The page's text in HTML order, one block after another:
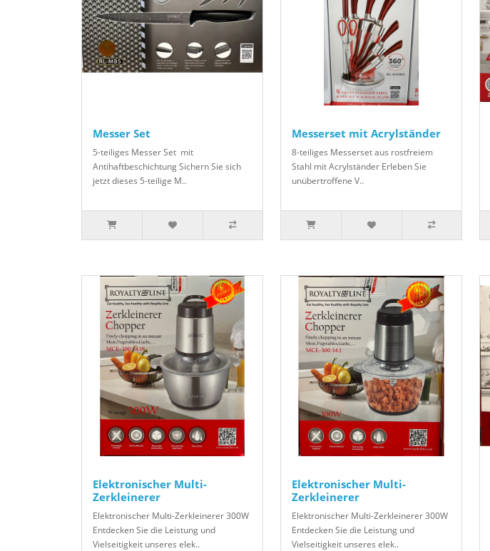
Messer Set
5-teiliges Messer Set mit
Antihaftbeschichtung Sichern Sie sich
jetzt dieses 5-teilige M..
Messerset mit Acrylständer
8-teiliges Messerset aus rostfreiem
Stahl mit Acrylständer Erleben Sie
unübertroffene V..
Elektronischer Multi-
Zerkleinerer
Elektronischer Multi-Zerkleinerer 300W
Entdecken Sie die Leistung und
Vielseitigkeit unseres elek..
Elektronischer Multi-
Zerkleinerer
Elektronischer Multi-Zerkleinerer 300W
Entdecken Sie die Leistung und
Vielseitigkeit unseres elek..